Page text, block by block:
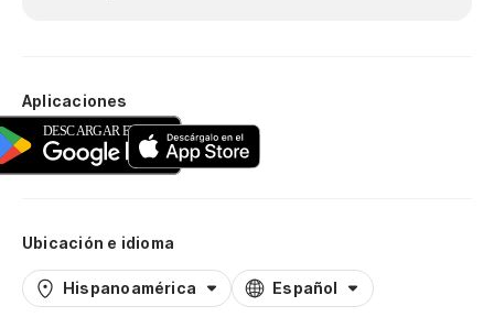
Aplicaciones
Ubicación e idioma
Hispanoamérica Español